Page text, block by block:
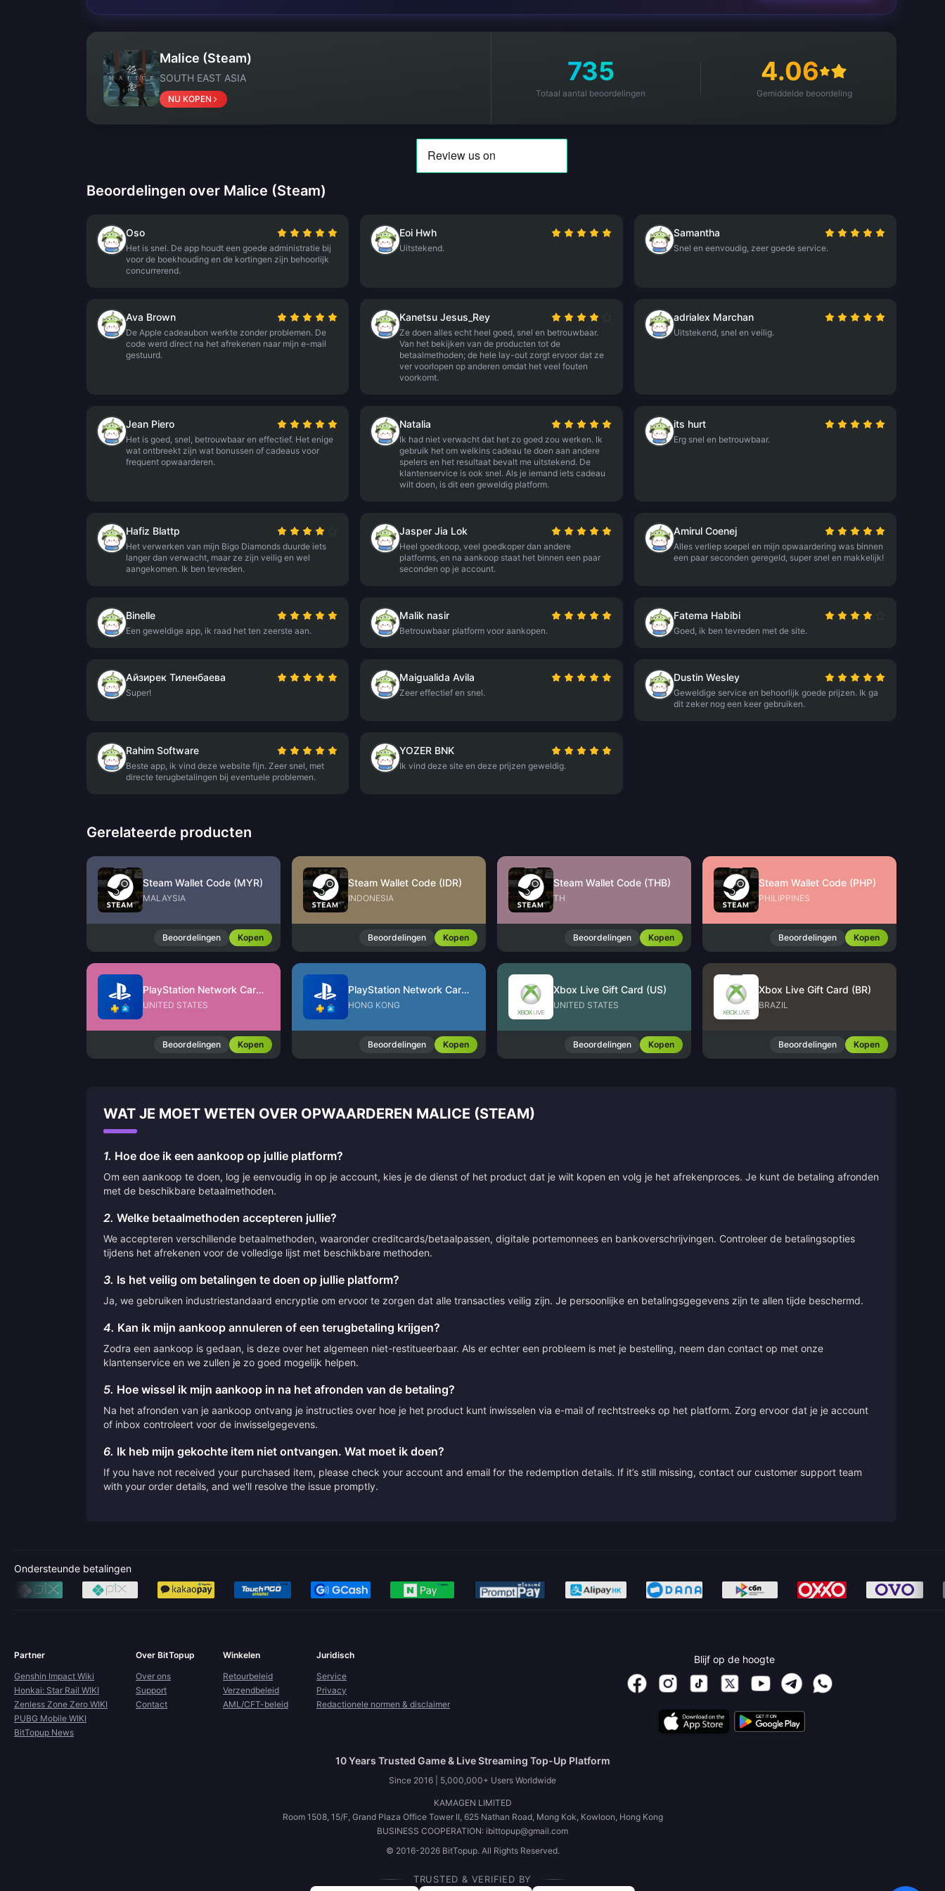
Malice (Steam)
SOUTH EAST ASIA
NU KOPEN
735
Totaal aantal beoordelingen
4.06
Gemiddelde beoordeling
Beoordelingen over Malice (Steam)
Oso
Het is snel. De app houdt een goede administratie bij
voor de boekhouding en de kortingen zijn behoorlijk
concurrerend.
Eoi Hwh
Uitstekend.
Samantha
Snel en eenvoudig, zeer goede service.
Ava Brown
De Apple cadeaubon werkte zonder problemen. De
code werd direct na het afrekenen naar mijn e-mail
gestuurd.
Kanetsu Jesus_Rey
Ze doen alles echt heel goed, snel en betrouwbaar.
Van het bekijken van de producten tot de
betaalmethoden; de hele lay-out zorgt ervoor dat ze
ver voorlopen op anderen omdat het veel fouten
voorkomt.
adrialex Marchan
Uitstekend, snel en veilig.
Jean Piero
Het is goed, snel, betrouwbaar en effectief. Het enige
wat ontbreekt zijn wat bonussen of cadeaus voor
frequent opwaarderen.
Natalia
Ik had niet verwacht dat het zo goed zou werken. Ik
gebruik het om welkins cadeau te doen aan andere
spelers en het resultaat bevalt me uitstekend. De
klantenservice is ook snel. Als je iemand iets cadeau
wilt doen, is dit een geweldig platform.
its hurt
Erg snel en betrouwbaar.
Hafiz Blattp
Het verwerken van mijn Bigo Diamonds duurde iets
langer dan verwacht, maar ze zijn veilig en wel
aangekomen. Ik ben tevreden.
Jasper Jia Lok
Heel goedkoop, veel goedkoper dan andere
platforms, en na aankoop staat het binnen een paar
seconden op je account.
Amirul Coenej
Alles verliep soepel en mijn opwaardering was binnen
een paar seconden geregeld, super snel en makkelijk!
Binelle
Een geweldige app, ik raad het ten zeerste aan.
Malik nasir
Betrouwbaar platform voor aankopen.
Fatema Habibi
Goed, ik ben tevreden met de site.
Айзирек Тиленбаева
Super!
Maigualida Avila
Zeer effectief en snel.
Dustin Wesley
Geweldige service en behoorlijk goede prijzen. Ik ga
dit zeker nog een keer gebruiken.
Rahim Software
Beste app, ik vind deze website fijn. Zeer snel, met
directe terugbetalingen bij eventuele problemen.
YOZER BNK
Ik vind deze site en deze prijzen geweldig.
Gerelateerde producten
Steam Wallet Code (MYR)
MALAYSIA
Beoordelingen Kopen
Steam Wallet Code (IDR)
INDONESIA
Beoordelingen Kopen
Steam Wallet Code (THB)
TH
Beoordelingen Kopen
Steam Wallet Code (PHP)
PHILIPPINES
Beoordelingen Kopen
PlayStation Network Card (US)
UNITED STATES
Beoordelingen Kopen
PlayStation Network Card (HK)
HONG KONG
Beoordelingen Kopen
Xbox Live Gift Card (US)
UNITED STATES
Beoordelingen Kopen
Xbox Live Gift Card (BR)
BRAZIL
Beoordelingen Kopen
WAT JE MOET WETEN OVER OPWAARDEREN MALICE (STEAM)
1. Hoe doe ik een aankoop op jullie platform?
Om een aankoop te doen, log je eenvoudig in op je account, kies je de dienst of het product dat je wilt kopen en volg je het afrekenproces. Je kunt de betaling afronden
met de beschikbare betaalmethoden.
2. Welke betaalmethoden accepteren jullie?
We accepteren verschillende betaalmethoden, waaronder creditcards/betaalpassen, digitale portemonnees en bankoverschrijvingen. Controleer de betalingsopties
tijdens het afrekenen voor de volledige lijst met beschikbare methoden.
3. Is het veilig om betalingen te doen op jullie platform?
Ja, we gebruiken industriestandaard encryptie om ervoor te zorgen dat alle transacties veilig zijn. Je persoonlijke en betalingsgegevens zijn te allen tijde beschermd.
4. Kan ik mijn aankoop annuleren of een terugbetaling krijgen?
Zodra een aankoop is gedaan, is deze over het algemeen niet-restitueerbaar. Als er echter een probleem is met je bestelling, neem dan contact op met onze
klantenservice en we zullen je zo goed mogelijk helpen.
5. Hoe wissel ik mijn aankoop in na het afronden van de betaling?
Na het afronden van je aankoop ontvang je instructies over hoe je het product kunt inwisselen via e-mail of rechtstreeks op het platform. Zorg ervoor dat je je account
of inbox controleert voor de inwisselgegevens.
6. Ik heb mijn gekochte item niet ontvangen. Wat moet ik doen?
If you have not received your purchased item, please check your account and email for the redemption details. If it’s still missing, contact our customer support team
with your order details, and we'll resolve the issue promptly.
Ondersteunde betalingen
Partner
Genshin Impact Wiki
Honkai: Star Rail WIKI
Zenless Zone Zero WIKI
PUBG Mobile WIKI
BitTopup News
Over BitTopup
Over ons
Support
Contact
Winkelen
Retourbeleid
Verzendbeleid
AML/CFT-beleid
Juridisch
Service
Privacy
Redactionele normen & disclaimer
Blijf op de hoogte
10 Years Trusted Game & Live Streaming Top-Up Platform
Since 2016 | 5,000,000+ Users Worldwide
KAMAGEN LIMITED
Room 1508, 15/F, Grand Plaza Office Tower II, 625 Nathan Road, Mong Kok, Kowloon, Hong Kong
BUSINESS COOPERATION: ibittopup@gmail.com
© 2016-2026 BitTopup. All Rights Reserved.
TRUSTED & VERIFIED BY